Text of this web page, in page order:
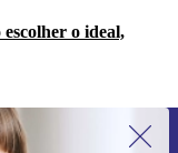
o ideal,